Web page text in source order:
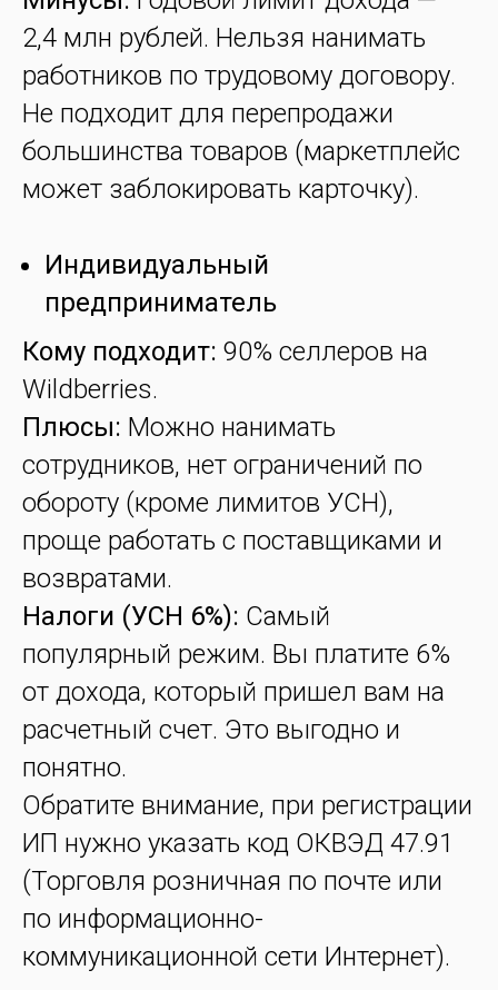
2,4 млн рублей. Нельзя нанимать
работников по трудовому договору.
Не подходит для перепродажи
большинства товаров (маркетплейс
может заблокировать карточку).
Индивидуальный
предприниматель
Кому подходит: 90% селлеров на
Wildberries.
Плюсы: Можно нанимать
сотрудников, нет ограничений по
обороту (кроме лимитов УСН),
проще работать с поставщиками и
возвратами.
Налоги (УСН 6%): Самый
популярный режим. Вы платите 6%
от дохода, который пришел вам на
расчетный счет. Это выгодно и
понятно.
Обратите внимание, при регистрации
ИП нужно указать код ОКВЭД 47.91
(Торговля розничная по почте или
по информационно-
коммуникационной сети Интернет).